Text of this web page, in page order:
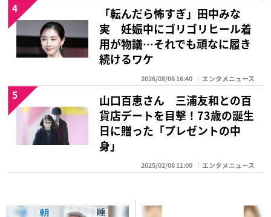
「転んだら怖すぎ」田中みな
実 妊娠中にゴリゴリヒール着
用が物議…それでも頑なに履き
続けるワケ
2026/08/06 16:40 エンタメニュース
4
山口百恵さん 三浦友和との百
貨店デートを目撃！73歳の誕生
日に贈った「プレゼントの中
身」
2025/02/08 11:00 エンタメニュース
5